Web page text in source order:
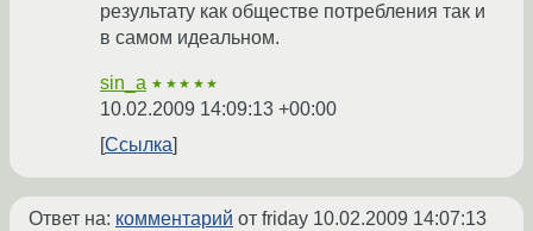
результату как обществе потребления так и
в самом идеальном.
sin_a ★★★★★
10.02.2009 14:09:13 +00:00
Ссылка
Ответ на: комментарий от friday 10.02.2009 14:07:13